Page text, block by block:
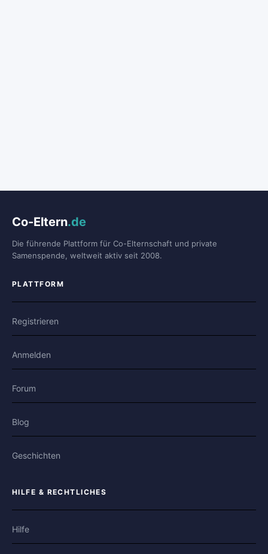
Co-Eltern.de
Die führende Plattform für Co-Elternschaft und private
Samenspende, weltweit aktiv seit 2008.
PLATTFORM
Registrieren
Anmelden
Forum
Blog
Geschichten
HILFE & RECHTLICHES
Hilfe